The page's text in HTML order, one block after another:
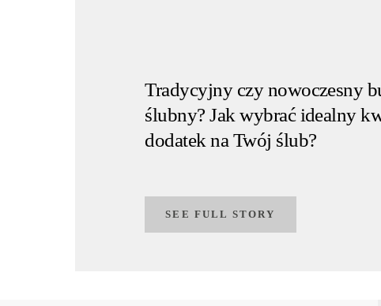
Tradycyjny czy nowoczesny
ślubny? Jak wybrać idealny
dodatek na Twój ślub?
SEE FULL STORY